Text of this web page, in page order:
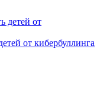
от кибербуллинга